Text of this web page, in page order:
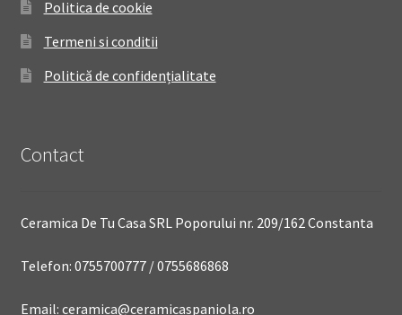
Politica de cookie
Termeni si conditii
Politică de confidențialitate
Contact
Ceramica De Tu Casa SRL Poporului nr. 209/162 Constanta
Telefon: 0755700777 / 0755686868
Email: ceramica@ceramicaspaniola.ro